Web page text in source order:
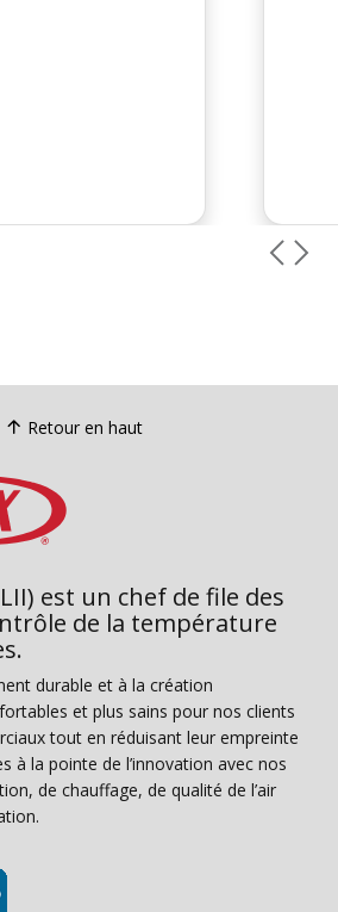
Retour en haut
est un chef de file des
de la température
durable et à la création
et plus sains pour nos clients
tout en réduisant leur empreinte
à la pointe de l’innovation avec nos
de chauffage, de qualité de l’air